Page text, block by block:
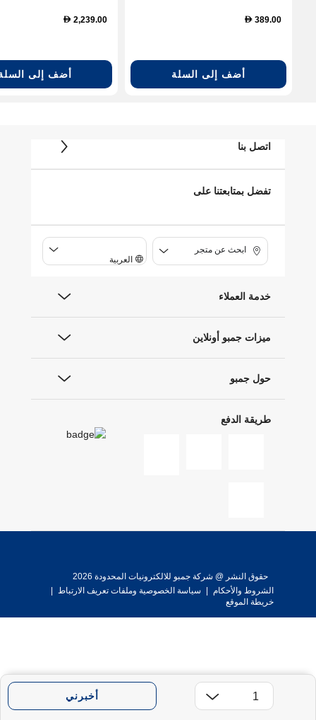
أخبرني
D 389.00
أضف إلى السلة
D 2,239.00
أضف إلى
اتصل بنا
تفضل بمتابعتنا على
ابحث عن متجر
العربية
خدمة العملاء
ميزات جمبو أونلاين
حول جمبو
طريقة الدفع
حقوق النشر @ شركة جمبو للالكترونيات المحدودة 2026
الشروط والأحكام
سياسة الخصوصية وملفات تعريف الارتباط
خريطة الموقع